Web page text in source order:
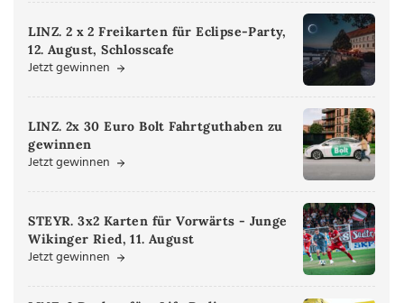
LINZ. 2 x 2 Freikarten für Eclipse-Party,
12. August, Schlosscafe
Jetzt gewinnen
LINZ. 2x 30 Euro Bolt Fahrtguthaben zu
gewinnen
Jetzt gewinnen
STEYR. 3x2 Karten für Vorwärts - Junge
Wikinger Ried, 11. August
Jetzt gewinnen